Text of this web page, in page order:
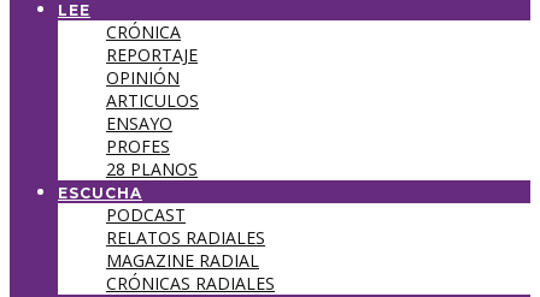
LEE
CRÓNICA
REPORTAJE
OPINIÓN
ARTICULOS
ENSAYO
PROFES
28 PLANOS
ESCUCHA
PODCAST
RELATOS RADIALES
MAGAZINE RADIAL
CRÓNICAS RADIALES